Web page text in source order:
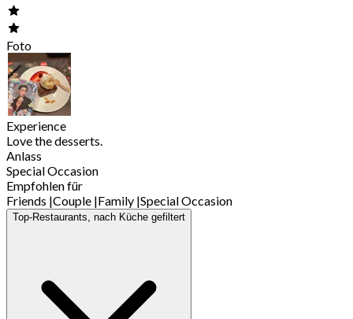
Foto
Experience
Love the desserts.
Anlass
Special Occasion
Empfohlen für
Friends |Couple |Family |Special Occasion
Top-Restaurants, nach Küche gefiltert